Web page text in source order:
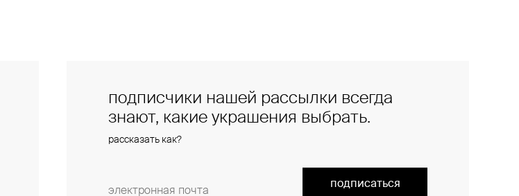
подписчики нашей рассылки всегда
знают, какие украшения выбрать.
рассказать как?
подписаться